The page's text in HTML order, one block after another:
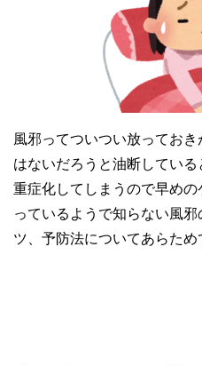
風邪ってついつい放ってお
はないだろうと油断してい
重症化してしまうので早め
っているようで知らない風
ツ、予防法についてあらため